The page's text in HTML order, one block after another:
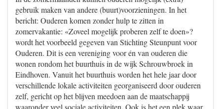
gebruik maken van andere (buurt)voorzieningen. In het
bericht: Ouderen komen zonder hulp te zitten in
zomervakantie: «Zoveel mogelijk proberen zelf te doen»?
wordt het voorbeeld gegeven van Stichting Steunpunt voor
Ouderen. Dit is een vereniging voor én van ouderen die
wonen rondom het buurthuis in de wijk Schrouwbroek in
Eindhoven. Vanuit het buurthuis worden het hele jaar door
verschillende lokale activiteiten georganiseerd door ouderen
zelf, gericht op het blijven meedoen aan de maatschappij
waaronder veel sociale activiteiten. Ook is het een plek waar